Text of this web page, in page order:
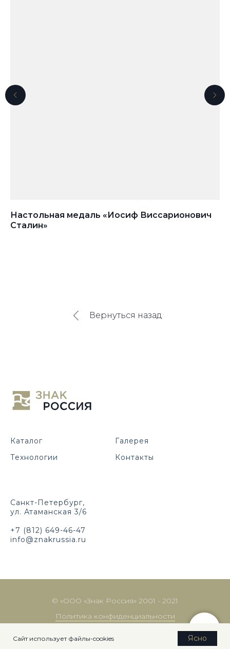
Настольная медаль «Иосиф Виссарионович
Сталин»
Сайт использует файлы-cookies Ясно
Вернуться назад
Каталог
Технологии
Галерея
Контакты
Санкт-Петербург,
ул. Атаманская 3/6
+7 (812) 649-46-47
info@znakrussia.ru
© «ООО «Знак Россия» 2001 - 2021
Политика конфиденциальности